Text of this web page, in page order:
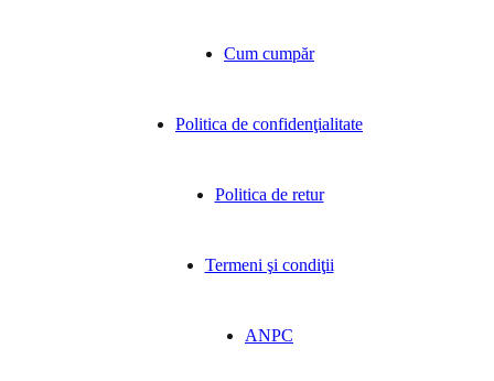
Cum cumpăr
Politica de confidenţialitate
Politica de retur
Termeni şi condiţii
ANPC